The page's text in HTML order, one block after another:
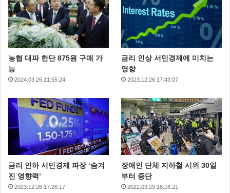
농협 대파 한단 875원 구매 가
능
2024.03.26 11:55:24
금리 인상 서민경제에 미치는
영향
2023.12.26 17:43:07
금리 인하 서민경제 파장 ‘숨겨
진 영향력’
2023.12.26 17:26:17
장애인 단체 지하철 시위 30일
부터 중단
2022.03.29 16:18:21